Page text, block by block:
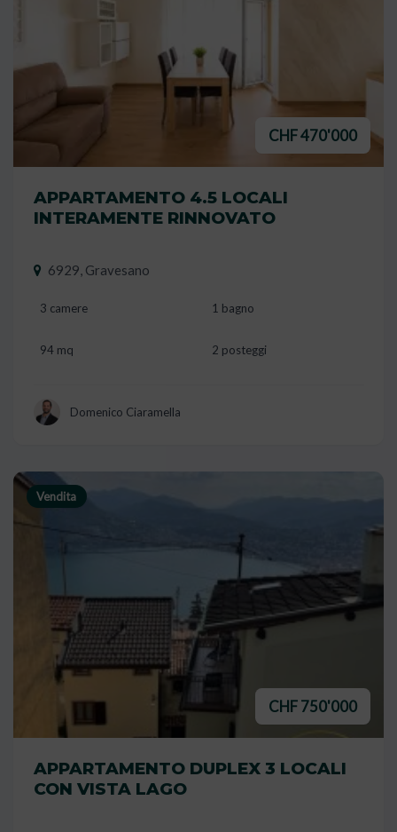
CHF 470'000
APPARTAMENTO 4.5 LOCALI
INTERAMENTE RINNOVATO
6929, Gravesano
3 camere 1 bagno
94 mq 2 posteggi
Domenico Ciaramella
Vendita
CHF 750'000
APPARTAMENTO DUPLEX 3 LOCALI
CON VISTA LAGO